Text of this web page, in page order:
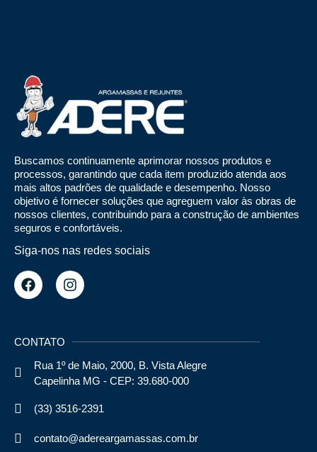
Buscamos continuamente aprimorar nossos produtos e
processos, garantindo que cada item produzido atenda aos
mais altos padrões de qualidade e desempenho. Nosso
objetivo é fornecer soluções que agreguem valor às obras de
nossos clientes, contribuindo para a construção de ambientes
seguros e confortáveis.
Siga-nos nas redes sociais
CONTATO
Rua 1º de Maio, 2000, B. Vista Alegre
Capelinha MG - CEP: 39.680-000
(33) 3516-2391
contato@adereargamassas.com.br